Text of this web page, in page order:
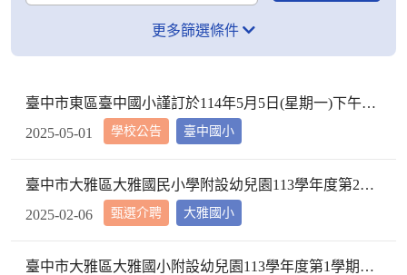
更多篩選條件
學校公告
臺中市東區臺中國小謹訂於114年5月5日(星期一)下午2時10分於本校校長室，召開教評會審查114學年度市內介聘調入本校教師資格
臺中國小
2025-05-01
甄選介聘
臺中市大雅區大雅國民小學附設幼兒園113學年度第2學期【特教學生助理員】第1次甄選簡章公告
大雅國小
2025-02-06
臺中市大雅區大雅國小附設幼兒園113學年度第1學期【代理教師】招考甄選錄取公告，已足額錄取，不續辦甄選作業。